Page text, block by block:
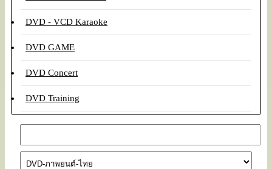
DVD - VCD Karaoke
DVD GAME
DVD Concert
DVD Training